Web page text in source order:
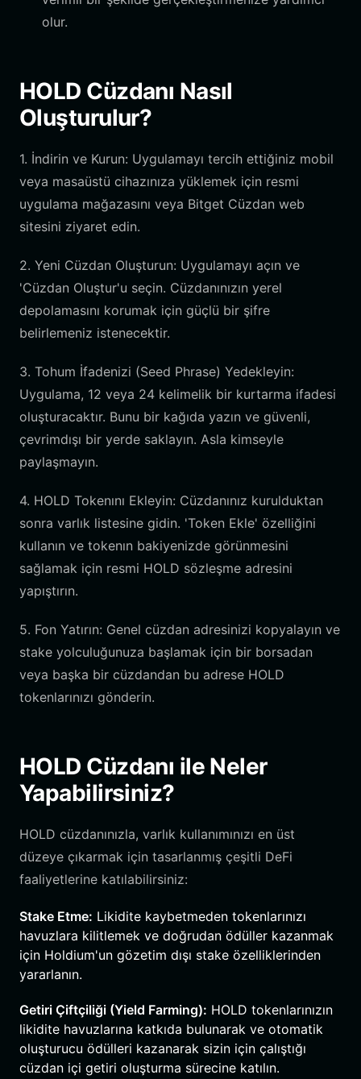
olur.
HOLD Cüzdanı Nasıl
Oluşturulur?
1. İndirin ve Kurun: Uygulamayı tercih ettiğiniz mobil
veya masaüstü cihazınıza yüklemek için resmi
uygulama mağazasını veya Bitget Cüzdan web
sitesini ziyaret edin.
2. Yeni Cüzdan Oluşturun: Uygulamayı açın ve
'Cüzdan Oluştur'u seçin. Cüzdanınızın yerel
depolamasını korumak için güçlü bir şifre
belirlemeniz istenecektir.
3. Tohum İfadenizi (Seed Phrase) Yedekleyin:
Uygulama, 12 veya 24 kelimelik bir kurtarma ifadesi
oluşturacaktır. Bunu bir kağıda yazın ve güvenli,
çevrimdışı bir yerde saklayın. Asla kimseyle
paylaşmayın.
4. HOLD Tokenını Ekleyin: Cüzdanınız kurulduktan
sonra varlık listesine gidin. 'Token Ekle' özelliğini
kullanın ve tokenın bakiyenizde görünmesini
sağlamak için resmi HOLD sözleşme adresini
yapıştırın.
5. Fon Yatırın: Genel cüzdan adresinizi kopyalayın ve
stake yolculuğunuza başlamak için bir borsadan
veya başka bir cüzdandan bu adrese HOLD
tokenlarınızı gönderin.
HOLD Cüzdanı ile Neler
Yapabilirsiniz?
HOLD cüzdanınızla, varlık kullanımınızı en üst
düzeye çıkarmak için tasarlanmış çeşitli DeFi
faaliyetlerine katılabilirsiniz:
Stake Etme: Likidite kaybetmeden tokenlarınızı
havuzlara kilitlemek ve doğrudan ödüller kazanmak
için Holdium'un gözetim dışı stake özelliklerinden
yararlanın.
Getiri Çiftçiliği (Yield Farming): HOLD tokenlarınızın
likidite havuzlarına katkıda bulunarak ve otomatik
oluşturucu ödülleri kazanarak sizin için çalıştığı
cüzdan içi getiri oluşturma sürecine katılın.